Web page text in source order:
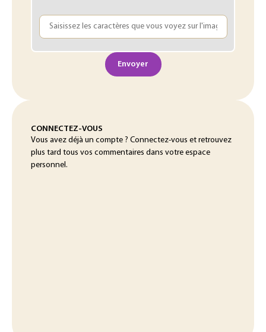
Envoyer
CONNECTEZ-VOUS
Vous avez déjà un compte ? Connectez-vous et retrouvez
plus tard tous vos commentaires dans votre espace
personnel.